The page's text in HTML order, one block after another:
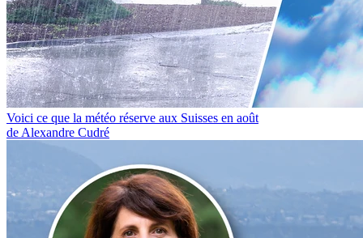
Voici ce que la météo réserve aux Suisses en août
de Alexandre Cudré